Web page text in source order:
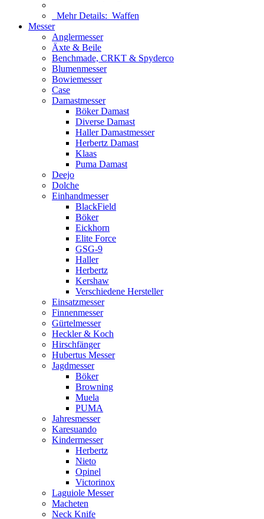
Mehr Details: Waffen
Messer
Anglermesser
Äxte & Beile
Benchmade, CRKT & Spyderco
Blumenmesser
Bowiemesser
Case
Damastmesser
Böker Damast
Diverse Damast
Haller Damastmesser
Herbertz Damast
Klaas
Puma Damast
Deejo
Dolche
Einhandmesser
BlackField
Böker
Eickhorn
Elite Force
GSG-9
Haller
Herbertz
Kershaw
Verschiedene Hersteller
Einsatzmesser
Finnenmesser
Gürtelmesser
Heckler & Koch
Hirschfänger
Hubertus Messer
Jagdmesser
Böker
Browning
Muela
PUMA
Jahresmesser
Karesuando
Kindermesser
Herbertz
Nieto
Opinel
Victorinox
Laguiole Messer
Macheten
Neck Knife